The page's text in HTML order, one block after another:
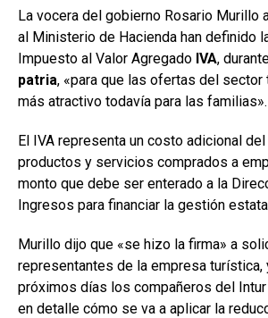
La vocera del gobierno Rosario Murillo
al Ministerio de Hacienda han definido
Impuesto al Valor Agregado IVA,
patria, «para que las ofertas del sector
más atractivo todavía para las familias».
El IVA representa un costo adicional
productos y servicios comprados a
monto que debe ser enterado a la
Ingresos para financiar la gestión
Murillo dijo que «se hizo la firma» a
representantes de la empresa turística,
próximos días los compañeros del
en detalle cómo se va a aplicar la